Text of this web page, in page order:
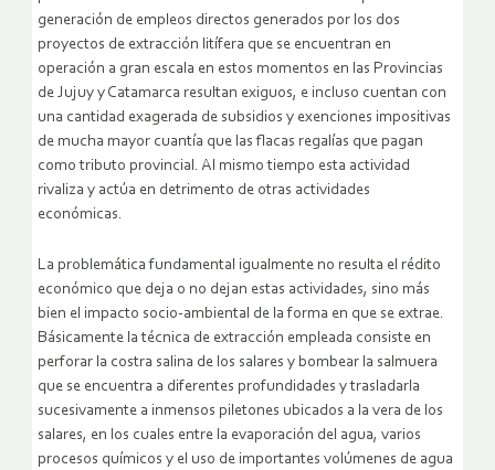
generación de empleos directos generados por los dos
proyectos de extracción litífera que se encuentran en
operación a gran escala en estos momentos en las Provincias
de Jujuy y Catamarca resultan exiguos, e incluso cuentan con
una cantidad exagerada de subsidios y exenciones impositivas
de mucha mayor cuantía que las flacas regalías que pagan
como tributo provincial. Al mismo tiempo esta actividad
rivaliza y actúa en detrimento de otras actividades
económicas.
La problemática fundamental igualmente no resulta el rédito
económico que deja o no dejan estas actividades, sino más
bien el impacto socio-ambiental de la forma en que se extrae.
Básicamente la técnica de extracción empleada consiste en
perforar la costra salina de los salares y bombear la salmuera
que se encuentra a diferentes profundidades y trasladarla
sucesivamente a inmensos piletones ubicados a la vera de los
salares, en los cuales entre la evaporación del agua, varios
procesos químicos y el uso de importantes volúmenes de agua